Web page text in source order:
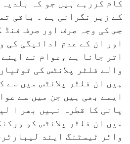
کام کررہے ہیں جو کہ
کے زیر نگرانی ہے ۔ باقی
جس کی وجہ صرف اور صرف فنڈ
اور ان کے عدم ادائیگی کی
اتر جانا ہے ،عوام نے
والے فلٹر پلانٹس کی
ہیں ان فلٹر پلانٹس میں سے
ایسے بھی ہیں جن میں سے
پانی کا قطرہ نہیں بھر ا
میں ان فلٹر پلانٹس کو
واٹر ٹیسٹنگ ایند